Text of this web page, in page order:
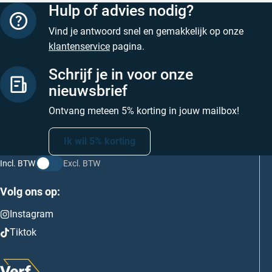
Hulp of advies nodig?
Vind je antwoord snel en gemakkelijk op onze
klantenservice pagina.
Schrijf je in voor onze
nieuwsbrief
Ontvang meteen 5% korting in jouw mailbox!
Ik wil 5% korting
Incl. BTW Excl. BTW
Volg ons op:
Instagram
Tiktok